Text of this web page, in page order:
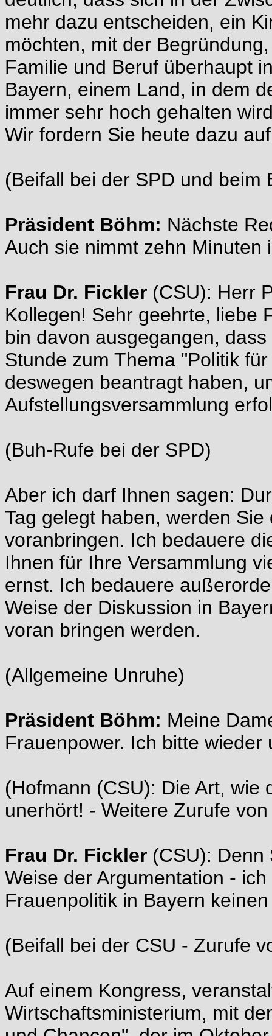
mehr dazu entscheiden, ein
möchten, mit der
Familie und Beruf überhaupt
Bayern, einem Land, in dem
immer sehr hoch gehalten
Wir fordern Sie heute dazu
(Beifall bei der SPD und beim
Präsident Böhm: Nächste
Auch sie nimmt zehn Minuten
Frau Dr. Fickler (CSU): Herr
Kollegen! Sehr geehrte, liebe
bin davon ausgegangen,
Stunde zum Thema "Politik
deswegen beantragt haben,
Aufstellungsversammlung
(Buh-Rufe bei der SPD)
Aber ich darf Ihnen sagen:
Tag gelegt haben, werden
voranbringen. Ich bedauere
Ihnen für Ihre Versammlung
ernst. Ich bedauere
Weise der Diskussion in
voran bringen werden.
(Allgemeine Unruhe)
Präsident Böhm: Meine
Frauenpower. Ich bitte wieder
(Hofmann (CSU): Die Art,
unerhört! - Weitere Zurufe
Frau Dr. Fickler (CSU): Denn
Weise der Argumentation -
Frauenpolitik in Bayern
(Beifall bei der CSU - Zurufe
Auf einem Kongress,
Wirtschaftsministerium, mit